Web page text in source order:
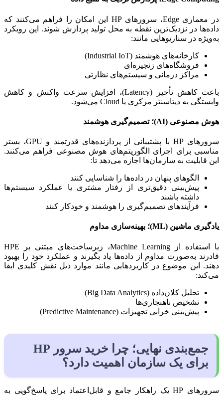
در معماری Edge، سرورهای HP این امکان را فراهم می‌کنند که
داده‌ها در نزدیک‌ترین نقطه به محل تولید پردازش شوند. این رویکرد
به‌ویژه در سناریوهایی مانند:
کارخانه‌های هوشمند (Industrial IoT)
فروشگاه‌های زنجیره‌ای
مراکز درمانی و سیستم‌های نظارتی
باعث کاهش تأخیر (Latency)، افزایش سرعت واکنش و کاهش
وابستگی به دیتاسنتر مرکزی یا Cloud می‌شود.
هوش مصنوعی (AI)؛ تصمیم‌گیری هوشمند
سرورهای HP با پشتیبانی از پردازنده‌های قدرتمند و GPU، بستر
مناسبی برای اجرای الگوریتم‌های هوش مصنوعی فراهم می‌کنند.
این قابلیت به سازمان‌ها اجازه می‌دهد تا:
الگوهای پنهان در داده‌ها را شناسایی کنند
پیش‌بینی دقیق‌تری از رفتار مشتری یا عملکرد سیستم‌ها
داشته باشند
فرآیندهای تصمیم‌گیری را هوشمند و خودکار کنند
یادگیری ماشین (ML)؛ بهینه‌سازی مداوم
با استفاده از Machine Learning، زیرساخت‌های مبتنی بر HPE
قادرند به‌صورت مداوم از داده‌ها یاد بگیرند و عملکرد خود را بهبود
دهند. این موضوع در کاربردهایی مانند موارد ذیل نقش کلیدی ایفا
می‌کند:
تحلیل کلان‌داده (Big Data Analytics)
تشخیص ناهنجاری‌ها
پیش‌بینی خرابی تجهیزات (Predictive Maintenance)
جمع‌بندی نهایی؛ چرا خرید سرور HP
برای یک سازمان اهمیت دارد؟
سرورهای HP یک راهکار جامع و قابل‌اعتماد برای پاسخ‌گویی به